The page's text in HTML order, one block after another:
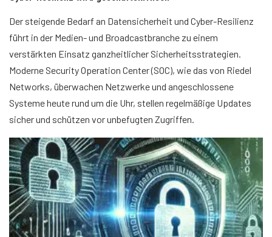
Der steigende Bedarf an Datensicherheit und Cyber-Resilienz
führt in der Medien- und Broadcastbranche zu einem
verstärkten Einsatz ganzheitlicher Sicherheitsstrategien.
Moderne Security Operation Center (SOC), wie das von Riedel
Networks, überwachen Netzwerke und angeschlossene
Systeme heute rund um die Uhr, stellen regelmäßige Updates
sicher und schützen vor unbefugten Zugriffen.